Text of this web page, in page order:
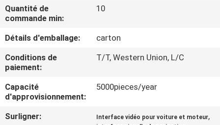
VISITE
D'USINE
CONTRÔLE
DE
QUALITÉ
CONTACTEZ-
Quantité de
commande min:
10
Détails d'emballage:
carton
Conditions de
paiement:
T/T, Western Union, L/C
Capacité
d'approvisionnement:
5000pieces/year
Surligner: Interface vidéo pour voiture et moteur,